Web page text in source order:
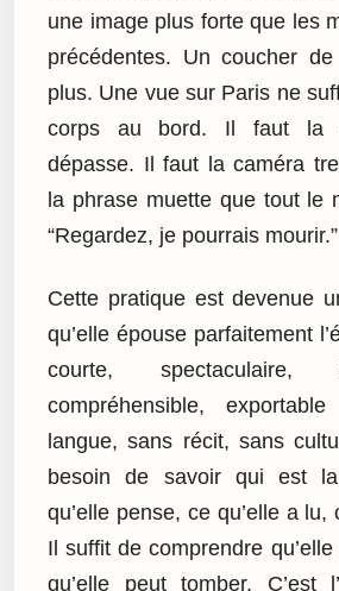
une image plus forte que les
précédentes. Un coucher
plus. Une vue sur Paris ne
corps au bord. Il faut la
dépasse. Il faut la caméra
la phrase muette que tout le
“Regardez, je pourrais mourir.”
Cette pratique est devenue
qu’elle épouse parfaitement
courte, spectaculaire,
compréhensible,
langue, sans récit, sans
besoin de savoir qui est
qu’elle pense, ce qu’elle a lu,
Il suffit de comprendre
qu’elle peut tomber. C’est